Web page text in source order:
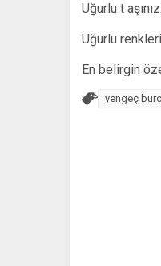
Uğurlu t
Uğurlu
En belirgin
yengeç